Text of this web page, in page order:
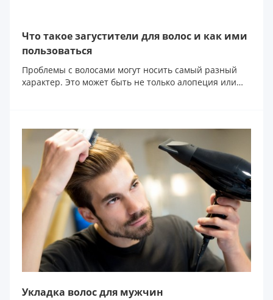
Что такое загустители для волос и как ими
пользоваться
Проблемы с волосами могут носить самый разный
характер. Это может быть не только алопеция или
Укладка волос для мужчин